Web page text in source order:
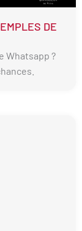
DE
Whatsapp ?